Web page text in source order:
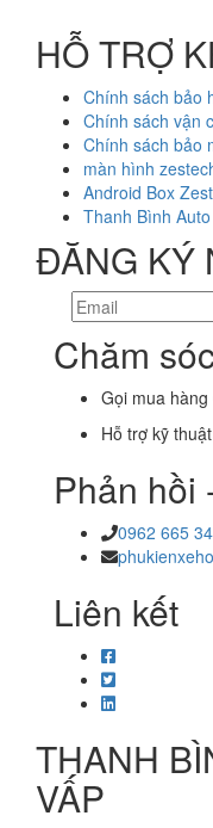
HỖ TRỢ
Chính sách bảo
Chính sách vận
Chính sách bảo
màn hình
Android Box
Thanh Bình Auto
ĐĂNG KÝ
Chăm
Gọi mua hàng
Hỗ trợ kỹ thuật
Phản hồi
0962 665
Liên kết
THANH
VẤP